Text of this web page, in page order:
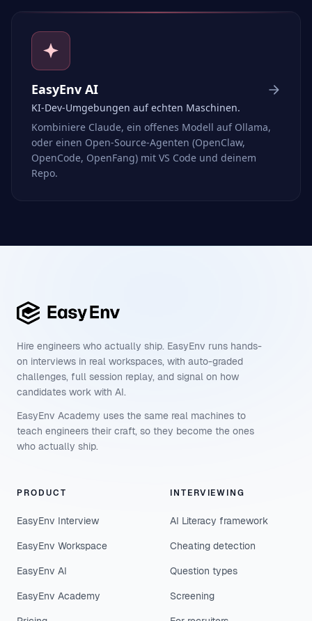
EasyEnv AI
KI-Dev-Umgebungen auf echten Maschinen.
Kombiniere Claude, ein offenes Modell auf Ollama,
oder einen Open-Source-Agenten (OpenClaw,
OpenCode, OpenFang) mit VS Code und deinem
Repo.
Hire engineers who actually ship. EasyEnv runs hands-
on interviews in real workspaces, with auto-graded
challenges, full session replay, and signal on how
candidates work with AI.
EasyEnv Academy uses the same real machines to
teach engineers their craft, so they become the ones
who actually ship.
PRODUCT
EasyEnv Interview
EasyEnv Workspace
EasyEnv AI
EasyEnv Academy
INTERVIEWING
AI Literacy framework
Cheating detection
Question types
Screening